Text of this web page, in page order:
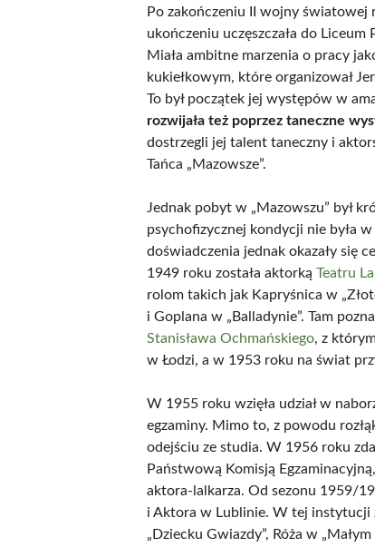
Po zakończeniu II wojny światowej
ukończeniu uczęszczała do
Miała ambitne marzenia o pracy
kukiełkowym, które organizował
To był początek jej występów w
rozwijała też poprzez taneczne
dostrzegli jej talent taneczny i
Tańca „Mazowsze”.
Jednak pobyt w „Mazowszu” był
psychofizycznej kondycji nie była
doświadczenia jednak okazały się
1949 roku została aktorkąTeatru
rolom takich jak Kapryśnica w
i Goplana w „Balladynie”. Tam
Stanisława Ochmańskiego, z
w Łodzi, a w 1953 roku na świat
W 1955 roku wzięła udział w
egzaminy. Mimo to, z powodu
odejściu ze studia. W 1956 roku
Państwową Komisją
aktora-lalkarza. Od sezonu 1959/
i Aktora w Lublinie. W tej instytucji
„Dziecku Gwiazdy”, Róża w